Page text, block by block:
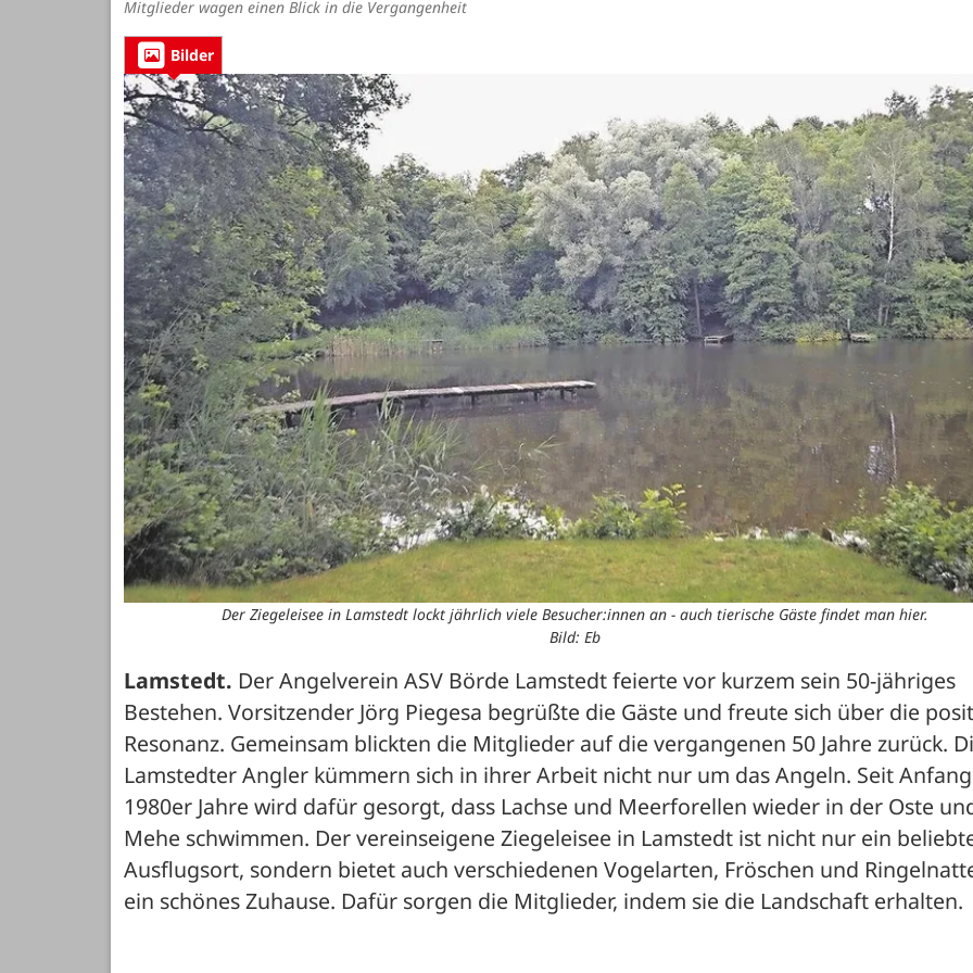
Mitglieder wagen einen Blick in die Vergangenheit
Bilder
Der Ziegeleisee in Lamstedt lockt jährlich viele Besucher:innen an - auch tierische Gäste findet man hier.
Bild: Eb
Lamstedt. Der Angelverein ASV Börde Lamstedt feierte vor kurzem sein 50-jähriges
Bestehen. Vorsitzender Jörg Piegesa begrüßte die Gäste und freute sich über die
Resonanz. Gemeinsam blickten die Mitglieder auf die vergangenen 50 Jahre zurück.
Lamstedter Angler kümmern sich in ihrer Arbeit nicht nur um das Angeln. Seit
1980er Jahre wird dafür gesorgt, dass Lachse und Meerforellen wieder in der Oste
Mehe schwimmen. Der vereinseigene Ziegeleisee in Lamstedt ist nicht nur ein
Ausflugsort, sondern bietet auch verschiedenen Vogelarten, Fröschen und
ein schönes Zuhause. Dafür sorgen die Mitglieder, indem sie die Landschaft erhalten.